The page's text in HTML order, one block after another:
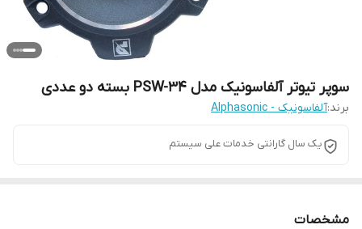
سوپر تیوتر آلفاسونیک مدل PSW-34 بسته دو عددی
برند:آلفاسونیک - Alphasonic
یک سال گارانتی خدمات علی سیستم
مشخصات